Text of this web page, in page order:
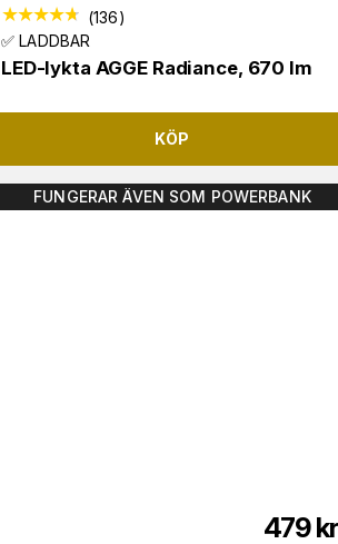
(136)
✅ LADDBAR
LED-lykta AGGE Radiance, 670 lm
KÖP
FUNGERAR ÄVEN SOM POWERBANK
479kr